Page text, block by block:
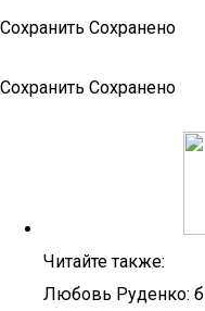
Сохранить Сохранено
Сохранить Сохранено
Читайте также:
Любовь Руденко: